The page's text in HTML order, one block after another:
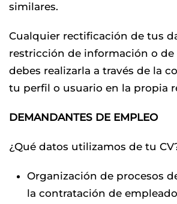
similares.
Cualquier rectificación de tus
restricción de información o
debes realizarla a través de la
tu perfil o usuario en la propia
DEMANDANTES DE EMPLEO
¿Qué datos utilizamos de tu
Organización de procesos
la contratación de